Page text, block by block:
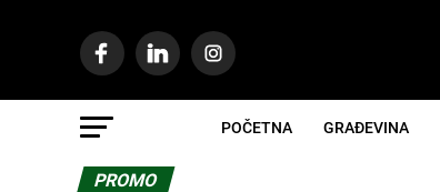
POČETNA GRAĐEVINA
PROMO